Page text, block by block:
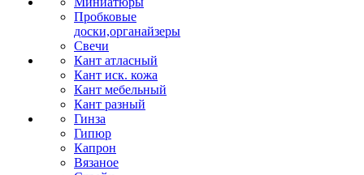
Пробковые
доски,органайзеры
Свечи
Кант атласный
Кант иск. кожа
Кант мебельный
Кант разный
Гинза
Гипюр
Капрон
Вязаное